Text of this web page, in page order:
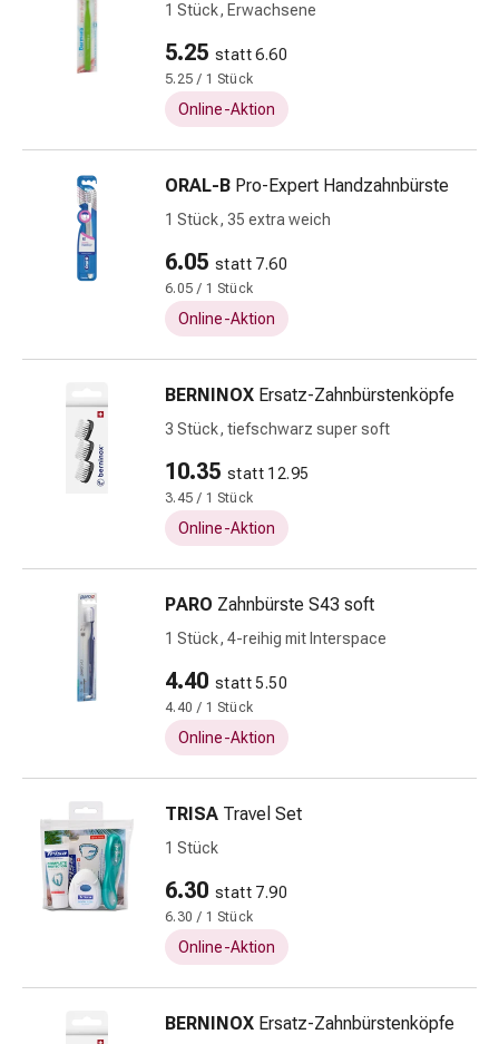
Erbrechen
Verdauung,
Blähung
Krämpfe
Verstopfung
Hautprobleme
Juckreiz
Hühneraugen
Warzen
Nagel-
Narben
Trockene
Haut
Übermässiges
Schwitzen
Unreine
Haut
Fieberbläschen
Akne
Komplementärmedizin
Bachblütentherapie
Gemmotherapie
Pflanzenheilkunde
Schüssler
Spagyrik
Anthroposophika
Harnwegsbeschwerden
1 Stück, Erwachsene
5.25 statt 6.60
5.25 / 1 Stück
Online-Aktion
ORAL-B Pro-Expert Handzahnbürste
1 Stück, 35 extra weich
6.05 statt 7.60
6.05 / 1 Stück
Online-Aktion
BERNINOX Ersatz-Zahnbürstenköpfe
3 Stück, tiefschwarz super soft
10.35 statt 12.95
3.45 / 1 Stück
Online-Aktion
PARO Zahnbürste S43 soft
1 Stück, 4-reihig mit Interspace
4.40 statt 5.50
4.40 / 1 Stück
Online-Aktion
TRISA Travel Set
1 Stück
6.30 statt 7.90
6.30 / 1 Stück
Online-Aktion
BERNINOX Ersatz-Zahnbürstenköpfe